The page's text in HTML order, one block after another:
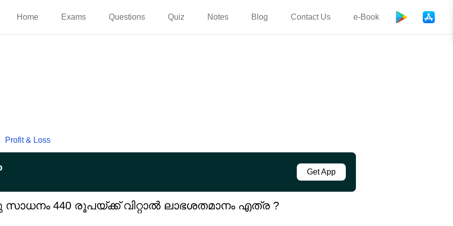
Home Exams Questions Quiz Notes Blog Contact Us e-Book
Profit & Loss
Get App
സാധനം 440 രൂപയ്ക്ക് വിറ്റാൽ ലാഭശതമാനം എത്ര ?